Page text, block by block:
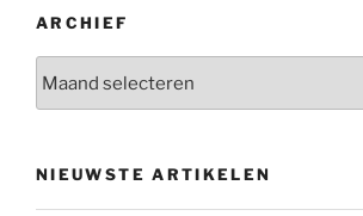
ARCHIEF
NIEUWSTE ARTIKELEN